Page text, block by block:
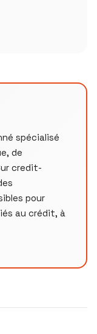
spécialisé
de
credit-
pour
au crédit, à